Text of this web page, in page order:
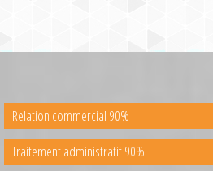
Relation commercial 90%
Traitement administratif 90%